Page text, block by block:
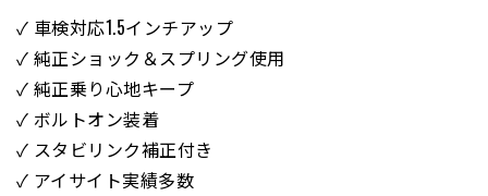
✓ 車検対応1.5インチアップ
✓ 純正ショック＆スプリング使用
✓ 純正乗り心地キープ
✓ ボルトオン装着
✓ スタビリンク補正付き
✓ アイサイト実績多数